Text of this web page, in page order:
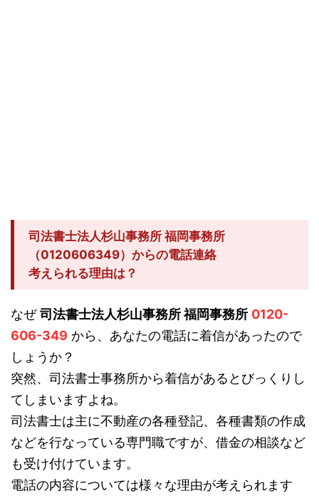
司法書士法人杉山事務所 福岡事務所
（0120606349）からの電話連絡
考えられる理由は？
なぜ司法書士法人杉山事務所 福岡事務所 0120-
606-349 から、あなたの電話に着信があったので
しょうか？
突然、司法書士事務所から着信があるとびっくりし
てしまいますよね。
司法書士は主に不動産の各種登記、各種書類の作成
などを行なっている専門職ですが、借金の相談など
も受け付けています。
電話の内容については様々な理由が考えられます